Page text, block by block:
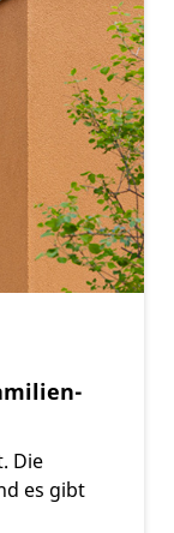
Die
es gibt